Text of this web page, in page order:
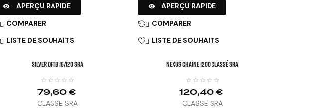
 APERÇU RAPIDE
 COMPARER
 LISTE DE SOUHAITS
SILVER DFTB 16/120 SRA
79,60 €
CLASSE SRA
 APERÇU RAPIDE
 COMPARER
 LISTE DE SOUHAITS
NEXUS CHAINE 1200 Classé SRA
120,40 €
CLASSE SRA